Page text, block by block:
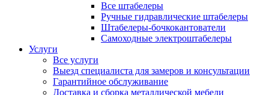
Все штабелеры
Ручные гидравлические штабелеры
Штабелеры-бочкокантователи
Самоходные электроштабелеры
Услуги
Все услуги
Выезд специалиста для замеров и консультации
Гарантийное обслуживание
Доставка и сборка металлической мебели